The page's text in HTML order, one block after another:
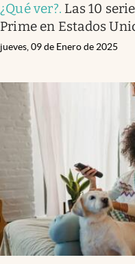
¿Qué ver?. Las 10
Prime en Estados
jueves, 09 de Enero de 2025